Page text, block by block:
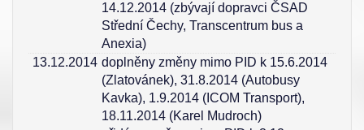
14.12.2014 (zbývají dopravci ČSAD
Střední Čechy, Transcentrum bus a
Anexia)
13.12.2014 doplněny změny mimo PID k 15.6.2014
(Zlatovánek), 31.8.2014 (Autobusy
Kavka), 1.9.2014 (ICOM Transport),
18.11.2014 (Karel Mudroch)